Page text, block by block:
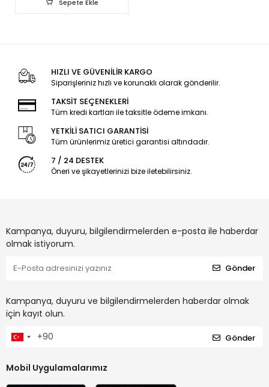
Sepete Ekle
HIZLI VE GÜVENİLİR KARGO
Siparişleriniz hızlı ve korunaklı olarak gönderilir.
TAKSİT SEÇENEKLERİ
Tüm kredi kartları ile taksitle ödeme imkanı.
YETKİLİ SATICI GARANTİSİ
Tüm ürünlerimiz üretici garantisi altındadır.
7 / 24 DESTEK
Öneri ve şikayetlerinizi bize iletebilirsiniz.
Kampanya, duyuru, bilgilendirmelerden e-posta ile haberdar
olmak istiyorum.
Gönder
Kampanya, duyuru ve bilgilendirmelerden haberdar olmak
için kayıt olun.
Gönder
Mobil Uygulamalarımız